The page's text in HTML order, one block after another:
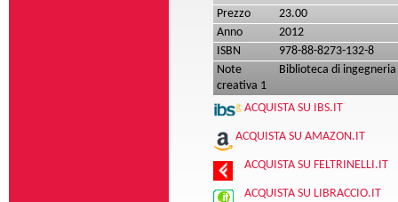
Prezzo
23.00
Anno
2012
ISBN
978-88-8273-132-8
Note
Biblioteca di ingegneria
creativa 1
ACQUISTA SU IBS.IT
ACQUISTA SU AMAZON.IT
ACQUISTA SU FELTRINELLI.IT
ACQUISTA SU LIBRACCIO.IT